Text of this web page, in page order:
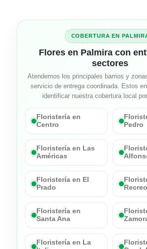
COBERTURA EN
Flores en Palmira con
sectores
Atendemos los principales barrios y
servicio de entrega coordinada. Estos
identificar nuestra cobertura local
Floristería en
Centro
Pedro
Floristería en Las
Américas
Floristería en El
Prado
Recreo
Floristería en
Santa Ana
Floristería en La